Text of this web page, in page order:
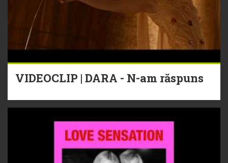
VIDEOCLIP | DARA - N-am răspuns